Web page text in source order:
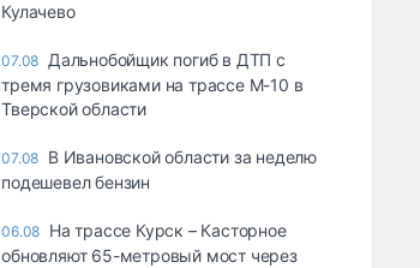
Кулачево
07.08 Дальнобойщик погиб в ДТП с
тремя грузовиками на трассе М-10 в
Тверской области
07.08 В Ивановской области за неделю
подешевел бензин
06.08 На трассе Курск – Касторное
обновляют 65-метровый мост через